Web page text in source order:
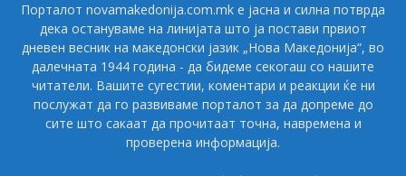
Порталот novamakedonija.com.mk е јасна и силна потврда
дека остануваме на линијата што ја постави првиот
дневен весник на македонски јазик „Нова Македонија“, во
далечната 1944 година - да бидеме секогаш со нашите
читатели. Вашите сугестии, коментари и реакции ќе ни
послужат да го развиваме порталот за да допреме до
сите што сакаат да прочитаат точна, навремена и
проверена информација.